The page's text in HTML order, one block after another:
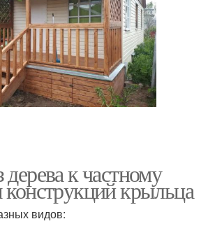
к частному
крыльца
видов: